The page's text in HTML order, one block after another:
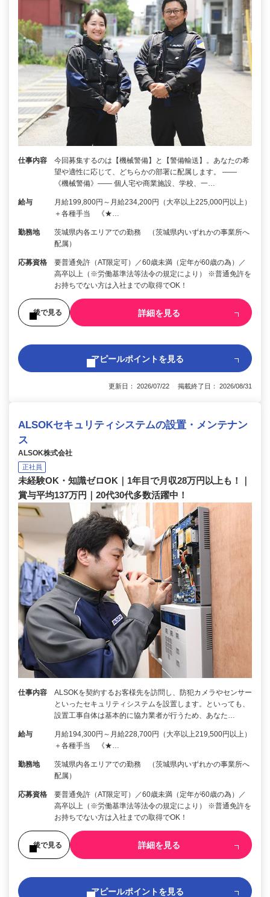
仕事内容
今回募集するのは【機械警備】と【警備輸送】。あなたの希
望や適性に応じて、どちらかの部署に配属します。 ――
《機械警備》―― 個人宅や商業施設、学校、一…
給与
月給199,800円～月給234,200円（大卒以上225,000円以上）
＋各種手当 《★…
勤務地
茨城県内各エリアでの勤務 （茨城県内いずれかの事業所へ
配属）
応募資格
要普通免許（AT限定可）／60歳未満（定年が60歳の為）／
高卒以上（※労働基準法等法令の規定により） ※普通免許を
お持ちでない方は入社までの取得でOK！
後で見る 詳細を見る
アピールポイントを見る
更新日： 2026/07/22 掲載終了日： 2026/08/31
ALSOKセキュリティシステムの設置・メンテナン
ス
ALSOK株式会社
正社員
未経験OK・知識ゼロOK｜1年目で月収28万円以上も！｜
賞与平均137万円｜20代30代多数活躍中！
仕事内容
ALSOKを契約するお客様先を訪問し、防犯カメラやセンサー
といったセキュリティシステムを設置します。といっても、
設置工事自体は基本的に協力業者が行うため、あなた…
給与
月給194,300円～月給228,700円（大卒以上219,500円以上）
＋各種手当 《★…
勤務地
茨城県内各エリアでの勤務 （茨城県内いずれかの事業所へ
配属）
応募資格
要普通免許（AT限定可）／60歳未満（定年が60歳の為）／
高卒以上（※労働基準法等法令の規定により） ※普通免許を
お持ちでない方は入社までの取得でOK！
後で見る 詳細を見る
アピールポイントを見る